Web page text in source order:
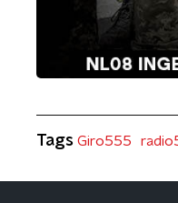
Tags Giro555